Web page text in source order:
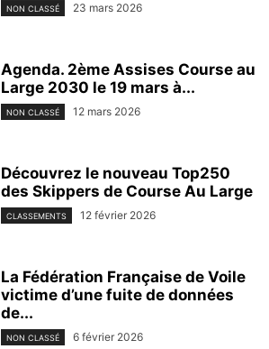
NON CLASSÉ 23 mars 2026
Agenda. 2ème Assises Course au
Large 2030 le 19 mars à...
NON CLASSÉ 12 mars 2026
Découvrez le nouveau Top250
des Skippers de Course Au Large
CLASSEMENTS 12 février 2026
La Fédération Française de Voile
victime d’une fuite de données
de...
NON CLASSÉ 6 février 2026